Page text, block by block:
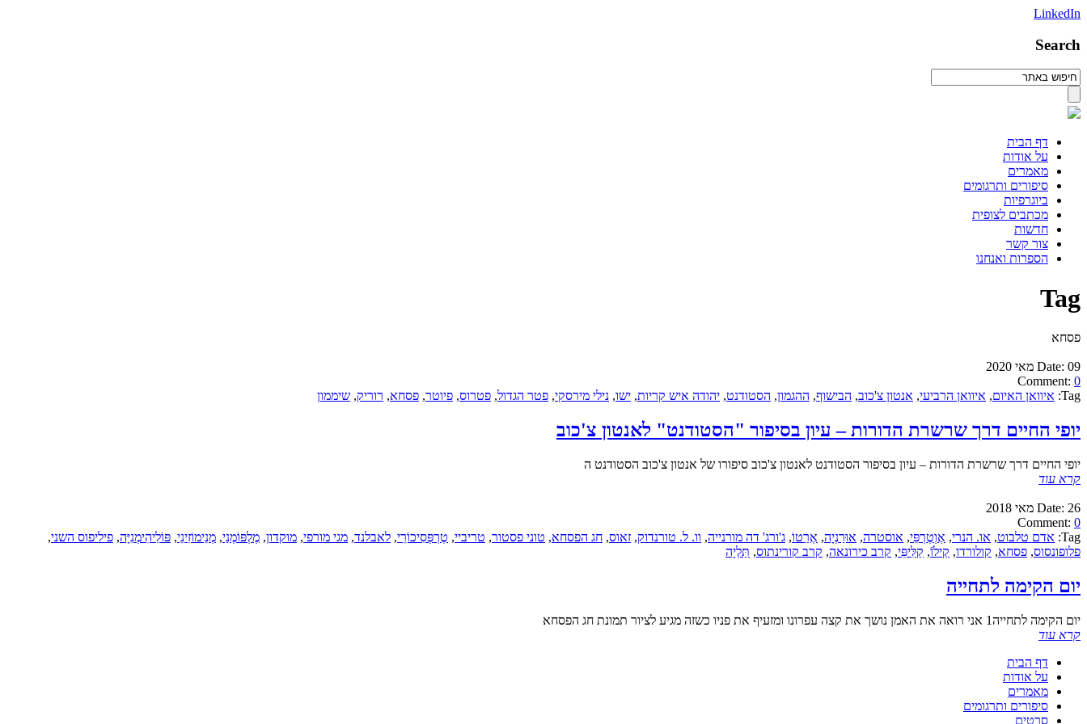
LinkedIn
Search
דף הבית
על אודות
מאמרים
סיפורים ותרגומים
ביוגרפיות
מכתבים לצופית
חדשות
צור קשר
הספרות ואנחנו
Tag
פסחא
Date: 09 מאי 2020
Comment: 0
Tag: איוואן האיום, איוואן הרביעי, אנטון צ'כוב, הבישוף, ההגמון, הסטודנט, יהודה איש קריות, ישו, נילי מירסקי, פטר הגדול, פטרוס, פיוטר, פסחא, רוריק, שיממון
יופי החיים דרך שרשרת הדורות – עיון בסיפור "הסטודנט" לאנטון צ'כוב
יופי החיים דרך שרשרת הדורות – עיון בסיפור הסטודנט לאנטון צ'כוב סיפורו של אנטון צ'כוב הסטודנט ה
קרא עוד
Date: 26 מאי 2018
Comment: 0
Tag: אדם טלבוט, או. הנרי, אֶוְטֶרְפֵּי, אוסטרה, אוּרַנְיָה, אֶרַטוֹ, ג'ורג' דה מורנייה, וו. ל. טורנדוק, זאוס, חג הפסחא, טוני פסטור, טריביי, טֶרְפְּסִיכוֹרֵי, לאבלנד, מגי מורפי, מוקדון, מֶלְפּוֹמֶנַי, מְנֵימוֹזִינֵי, פּוֹלִיהִימְנִיָּה, פיליפוס השני,
פלופונסוס, פסחא, קולורדו, קְילֹוֹ, קַלִּיפֵּי, קרב כירונאה, קרב קורינתוס, תַּלְיָה
יום הקימה לתחייה
יום הקימה לתחייה1 אני רואה את האמן נושך את קצה עפרונו ומזעיף את פניו כשזה מגיע לציור תמונת חג הפסחא
קרא עוד
דף הבית
על אודות
מאמרים
סיפורים ותרגומים
סרטים